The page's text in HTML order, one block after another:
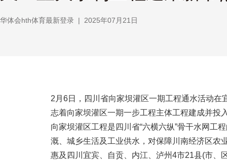
华体会hth体育最新登录 | 2025年07月21日
2月6日，四川省向家坝灌区一期工程通水活动
志着向家坝灌区一期一步工程主体工程建成并投
向家坝灌区工程是四川省“六横六纵”骨干水网工
溉、城乡生活及工业供水，对保障川南经济区农
惠及四川宜宾、自贡、内江、泸州4市21县(市、